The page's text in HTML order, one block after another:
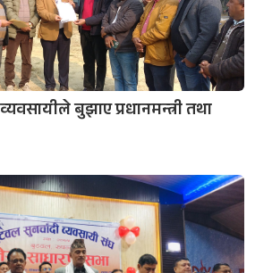
बुझाए प्रधानमन्त्री तथा